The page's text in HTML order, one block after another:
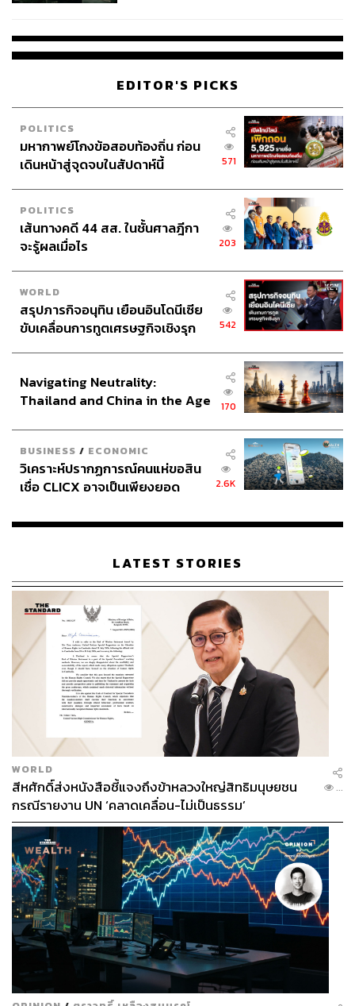
EDITOR'S PICKS
POLITICS
มหากาพย์โกงข้อสอบท้องถิ่น ก่อน
เดินหน้าสู่จุดจบในสัปดาห์นี้
571
POLITICS
เส้นทางคดี 44 สส. ในชั้นศาลฎีกา
จะรู้ผลเมื่อไร
203
WORLD
สรุปภารกิจอนุทิน เยือนอินโดนีเซีย
ขับเคลื่อนการทูตเศรษฐกิจเชิงรุก
542
Navigating Neutrality:
Thailand and China in the Age
170
BUSINESS / ECONOMIC
วิเคราะห์ปรากฏการณ์คนแห่ขอสิน
เชื่อ CLICX อาจเป็นเพียงยอด
เรือนไทยที่ถูกซุกไว้
2.6K
LATEST STORIES
WORLD
สีหศักดิ์ส่งหนังสือชี้แจงถึงข้าหลวงใหญ่สิทธิมนุษยชน
กรณีรายงาน UN ‘คลาดเคลื่อน-ไม่เป็นธรรม’
...